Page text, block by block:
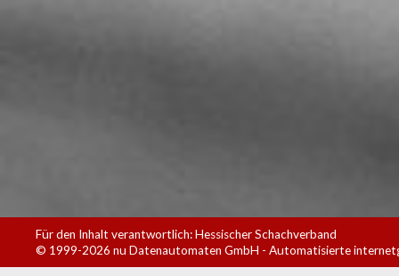
Für den Inhalt verantwortlich: Hessischer Schachverband
© 1999-2026 nu Datenautomaten GmbH - Automatisierte